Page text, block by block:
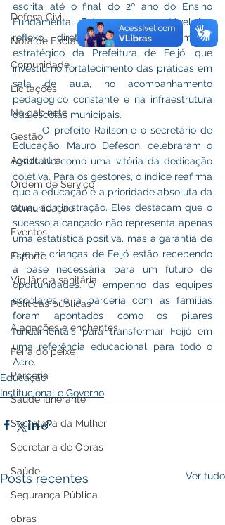
Defesa Civil
Nota de Esclarecimento
Comunidade
Licitações
No gabinete
Gestão
Agricultura
Ordem de Serviço
Comunicação
Eventos
Esporte
Vigilância sanitária
Políticas públicas
Alagações e enchentes
Feira do peixe
Parceria
Saúde Itinerante
Secretaria da Mulher
Secretaria de Obras
Saúde
Segurança Pública
obras
escrita até o final do 2º ano do Ensino
Fundamental. Este progresso notável é o
reflexo direto de um planejamento
estratégico da Prefeitura de Feijó, que
investiu no fortalecimento das práticas em
sala de aula, no acompanhamento
pedagógico constante e na infraestrutura
das escolas municipais.
	O prefeito Railson e o secretário de
Educação, Mauro Defeson, celebraram o
resultado como uma vitória da dedicação
coletiva. Para os gestores, o índice reafirma
que a educação é a prioridade absoluta da
atual administração. Eles destacam que o
sucesso alcançado não representa apenas
uma estatística positiva, mas a garantia de
que as crianças de Feijó estão recebendo
a base necessária para um futuro de
oportunidades. O empenho das equipes
escolares e a parceria com as famílias
foram apontados como os pilares
fundamentais para transformar Feijó em
uma referência educacional para todo o
Acre.
Educação
Institucional e Governo
Posts recentes Ver tudo